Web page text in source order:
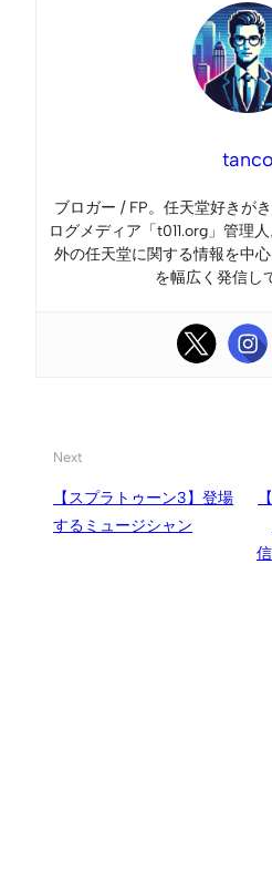
tanco
ブロガー / FP。任天堂好きが
ログメディア「t011.org」管理
外の任天堂に関する情報を中
を幅広く発信し
Next
【スプラトゥーン3】登場
するミュージシャン